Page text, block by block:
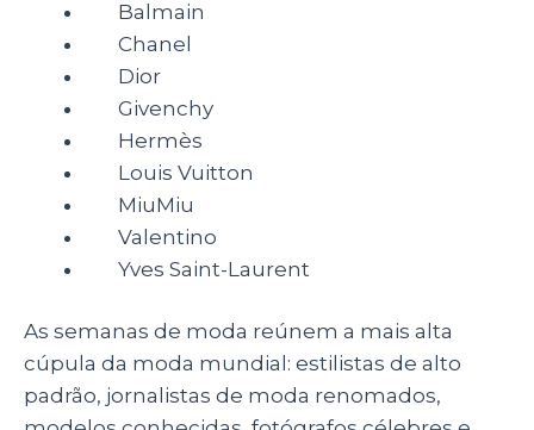
Balmain
Chanel
Dior
Givenchy
Hermès
Louis Vuitton
MiuMiu
Valentino
Yves Saint-Laurent
As semanas de moda reúnem a mais alta
cúpula da moda mundial: estilistas de alto
padrão, jornalistas de moda renomados,